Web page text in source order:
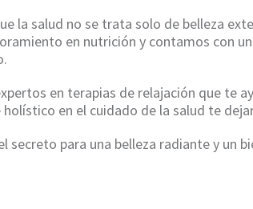
la salud no se trata solo de belleza
en nutrición y contamos con
en terapias de relajación que te
en el cuidado de la salud te
el secreto para una belleza radiante y un